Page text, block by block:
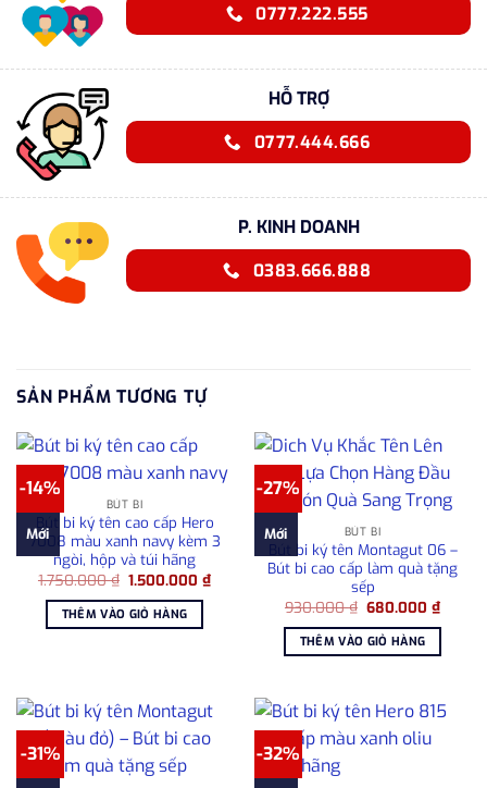
0777.222.555
HỖ TRỢ
0777.444.666
P. KINH DOANH
0383.666.888
SẢN PHẨM TƯƠNG TỰ
-14%
Mới
BÚT BI
Bút bi ký tên cao cấp Hero
7008 màu xanh navy kèm 3
ngòi, hộp và túi hãng
1.750.000₫ Giá
là:
1.750.000 ₫.
1.500.000₫Giá
hiện
1.500.000 ₫.
THÊM VÀO GIỎ HÀNG
-27%
Mới BÚT BI
Bút bi ký tên Montagut 06 –
Bút bi cao cấp làm quà tặng
sếp
930.000₫ Giá
là:
930.000 ₫.
680.000₫Giá
hiện
THÊM VÀO GIỎ HÀNG
-31% -32%